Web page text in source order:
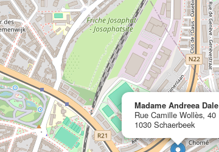
Madame Andreea Dale
Rue Camille Wollès, 40
1030 Schaerbeek